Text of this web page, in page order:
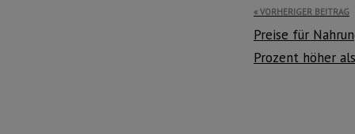
VORHERIGER BEITRAG
Preise für
Prozent höher